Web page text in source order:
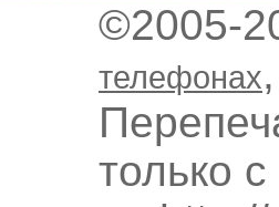
©2005-
телефонах
только